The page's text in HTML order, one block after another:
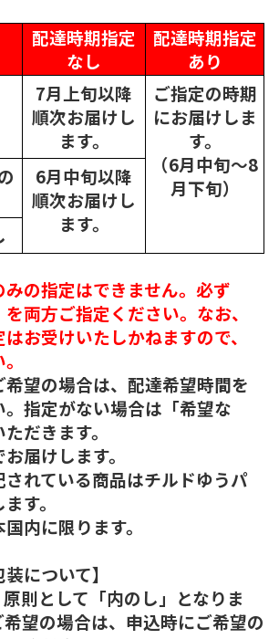
配達時期指定
なし
配達時期指定
あり
7月上旬以降
順次お届けし
ます。
ご指定の時期
にお届けしま
す。
（6月中旬～8
月下旬）
6月中旬以降
順次お届けし
ます。
の指定はできません。必ず
を両方ご指定ください。なお、
お受けいたしかねますので、
望の場合は、配達希望時間を
。指定がない場合は「希望な
だきます。
届けします。
れている商品はチルドゆうパ
す。
内に限ります。
について】
則として「内のし」となりま
望の場合は、申込時にご希望の